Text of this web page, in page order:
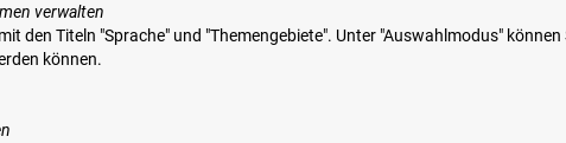
verwalten
mit den Titeln "Sprache" und "Themengebiete". Unter "Auswahlmodus"
können.